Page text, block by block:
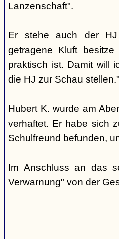
Lanzenschaft".
Er stehe auch der HJ
getragene Kluft
praktisch ist. Damit will
die HJ zur Schau stellen."
Hubert K. wurde am
verhaftet. Er habe sich
Schulfreund befunden,
Im Anschluss an das
Verwarnung" von der